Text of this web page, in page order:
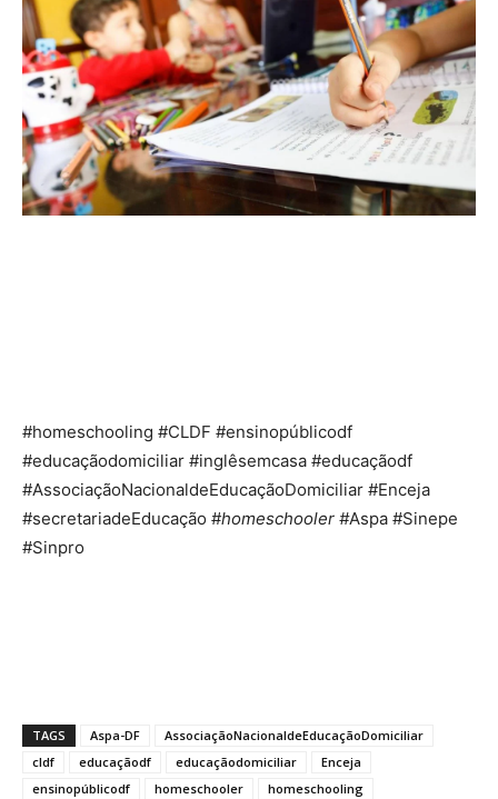
#homeschooling #CLDF #ensinopúblicodf
#educaçãodomiciliar #inglêsemcasa #educaçãodf
#AssociaçãoNacionaldeEducaçãoDomiciliar #Enceja
#secretariadeEducação #homeschooler #Aspa #Sinepe
#Sinpro
TAGS Aspa-DF
AssociaçãoNacionaldeEducaçãoDomiciliar
cldf
educaçãodf educaçãodomiciliar
Enceja
ensinopúblicodf
homeschooler
homeschooling